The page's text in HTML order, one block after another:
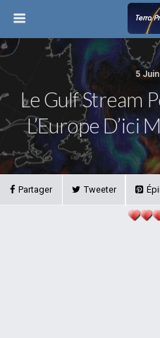
5
Le Gulf Stream
L’Europe D’ici
Partager Tweeter